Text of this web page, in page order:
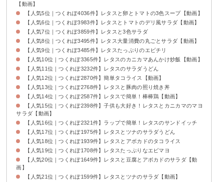
【動画】
【人気5位｜つくれぽ4036件】レタスと卵とトマトの3色スープ【動画】
【人気6位｜つくれぽ3983件】レタスとトマトのデリ風サラダ【動画】
【人気7位｜つくれぽ3859件】レタスと3色サラダ
【人気8位｜つくれぽ3495件】レタス大量消費の丸ごとサラダ【動画】
【人気9位｜つくれぽ3485件】レタスたっぷりのエビチリ
【人気10位｜つくれぽ3365件】レタスのカニカマあんかけ炒飯【動画】
【人気11位｜つくれぽ3232件】レタスのサラダうどん
【人気12位｜つくれぽ2870件】簡単タコライス【動画】
【人気13位｜つくれぽ2768件】レタスと豚肉の照り焼き丼
【人気14位｜つくれぽ2587件】レタスで簡単！棒棒鶏【動画】
【人気15位｜つくれぽ2398件】子供も大好き！レタスとカニカマのマヨ
サラダ【動画】
【人気16位｜つくれぽ2321件】ラップで簡単！レタスのサンドイッチ
【人気17位｜つくれぽ1975件】レタスとツナのサラダうどん
【人気18位｜つくれぽ1939件】レタスとアボカドのタコライス
【人気19位｜つくれぽ1708件】レタスたっぷりなエビマヨ
【人気20位｜つくれぽ1649件】レタスと豆腐とアボカドのサラダ【動
画】
【人気21位｜つくれぽ1599件】レタスとツナのサラダ【動画】